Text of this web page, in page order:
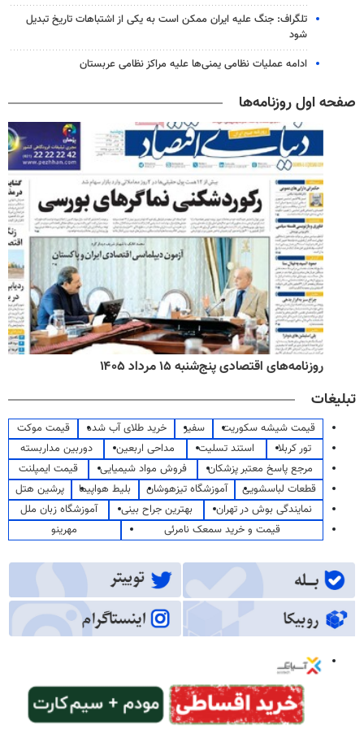
تلگراف: جنگ علیه ایران ممکن است به یکی از اشتباهات تاریخ تبدیل
شود
ادامه عملیات نظامی یمنی‌ها علیه مراکز نظامی عربستان
صفحه اول روزنامه‌ها
روزنامه‌های اقتصادی پنج‌شنبه ۱۵ مرداد ۱۴۰۵
تبلیغات
قیمت شیشه سکوریت سفیر خرید طلای آب شده
قیمت موکت
تور کربلا
استند تسلیت مداحی اربعین
دوربین مداربسته
مرجع پاسخ معتبر پزشکان
فروش مواد شیمیایی
قیمت ایمپلنت
قطعات لباسشویی
آموزشگاه تیزهوشان بلیط هواپیما
پرشین هتل
نمایندگی بوش در تهران
بهترین جراح بینی
آموزشگاه زبان ملل
قیمت و خرید سمعک نامرئی
مهرینو